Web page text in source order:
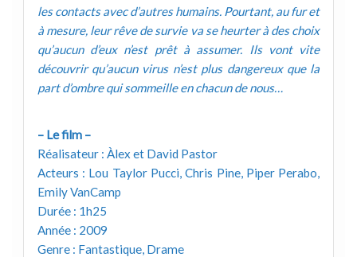
les contacts avec d’autres humains. Pourtant, au fur et
à mesure, leur rêve de survie va se heurter à des choix
qu’aucun d’eux n’est prêt à assumer. Ils vont vite
découvrir qu’aucun virus n’est plus dangereux que la
part d’ombre qui sommeille en chacun de nous…
– Le film –
Réalisateur : Àlex et David Pastor
Acteurs : Lou Taylor Pucci, Chris Pine, Piper Perabo,
Emily VanCamp
Durée : 1h25
Année : 2009
Genre : Fantastique, Drame